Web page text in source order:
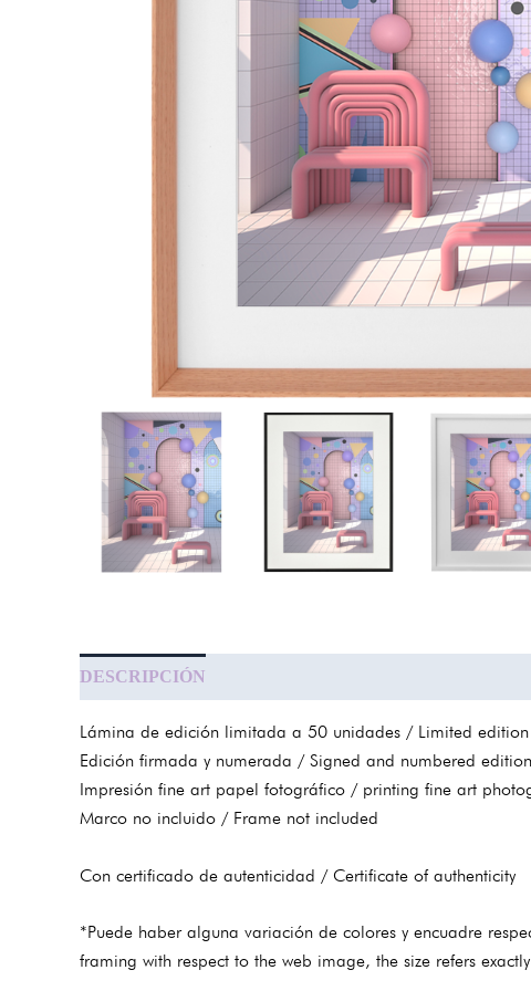
DESCRIPCIÓN
Lámina de edición limitada a 50 unidades / Limited
Edición firmada y numerada / Signed and numbered edition
Impresión fine art papel fotográfico / printing fine art
Marco no incluido / Frame not included
Con certificado de autenticidad / Certificate of authenticity
*Puede haber alguna variación de colores y encuadre
framing with respect to the web image, the size refers